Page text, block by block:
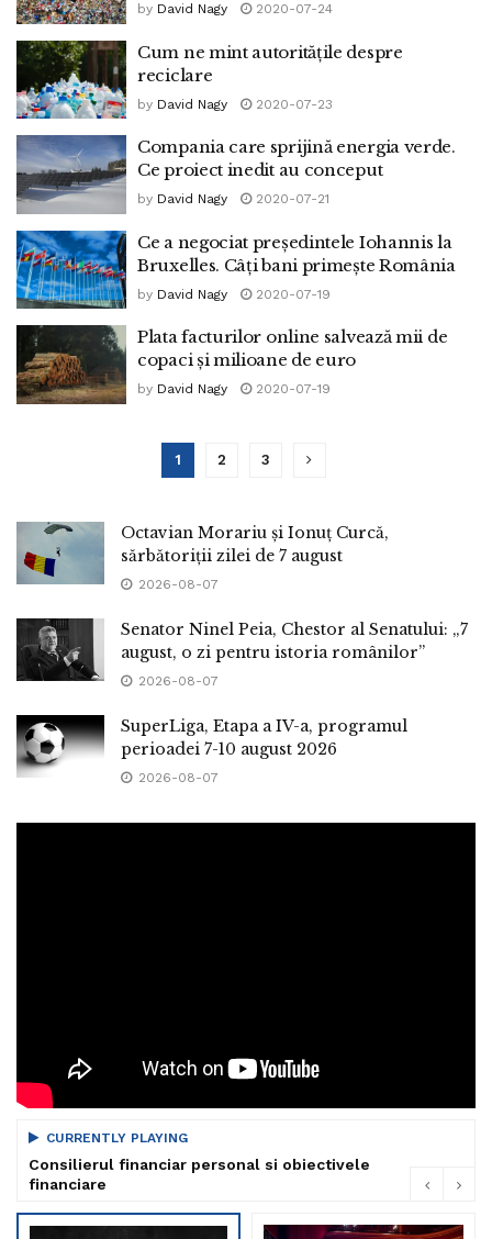
by David Nagy 2020-07-24
Cum ne mint autoritățile despre
reciclare
by David Nagy 2020-07-23
Compania care sprijină energia verde.
Ce proiect inedit au conceput
by David Nagy 2020-07-21
Ce a negociat președintele Iohannis la
Bruxelles. Câți bani primește România
by David Nagy 2020-07-19
Plata facturilor online salvează mii de
copaci și milioane de euro
by David Nagy 2020-07-19
1 2 3
Octavian Morariu și Ionuț Curcă,
sărbătoriții zilei de 7 august
2026-08-07
Senator Ninel Peia, Chestor al Senatului: „7
august, o zi pentru istoria românilor”
2026-08-07
SuperLiga, Etapa a IV-a, programul
perioadei 7-10 august 2026
2026-08-07
CURRENTLY PLAYING
Consilierul financiar personal si obiectivele
financiare